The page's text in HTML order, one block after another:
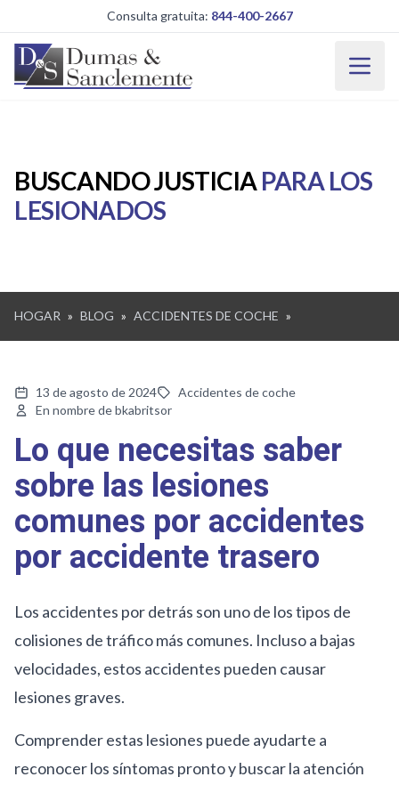
Saltar al contenido principal
Consulta gratuita: 844-400-2667
BUSCANDO JUSTICIAPARA LOS
LESIONADOS
HOGAR » BLOG » ACCIDENTES DE COCHE »
13 de agosto de 2024
Accidentes de coche
En nombre de bkabritsor
Lo que necesitas saber
sobre las lesiones
comunes por accidentes
por accidente trasero
Los accidentes por detrás son uno de los tipos de
colisiones de tráfico más comunes. Incluso a bajas
velocidades, estos accidentes pueden causar
lesiones graves.
Comprender estas lesiones puede ayudarte a
reconocer los síntomas pronto y buscar la atención